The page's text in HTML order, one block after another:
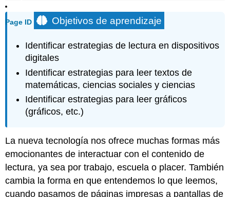
Page ID Objetivos de aprendizaje
Identificar estrategias de lectura en dispositivos
digitales
Identificar estrategias para leer textos de
matemáticas, ciencias sociales y ciencias
Identificar estrategias para leer gráficos
(gráficos, etc.)
La nueva tecnología nos ofrece muchas formas más
emocionantes de interactuar con el contenido de
lectura, ya sea por trabajo, escuela o placer. También
cambia la forma en que entendemos lo que leemos,
cuando pasamos de páginas impresas a pantallas de